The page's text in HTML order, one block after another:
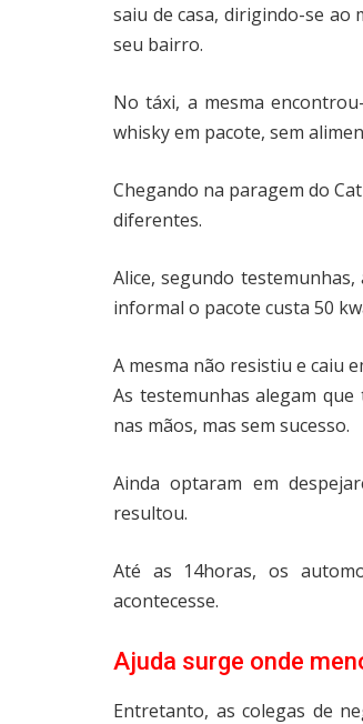
saiu de casa, dirigindo-se ao
seu bairro.
No táxi, a mesma
whisky em pacote, sem
Chegando na paragem do
diferentes.
Alice, segundo
informal o pacote custa 50
A mesma não resistiu e caiu
As testemunhas alegam
nas mãos, mas sem sucesso.
Ainda optaram em
resultou.
Até as 14horas, os
acontecesse.
Ajuda surge onde
Entretanto, as colegas de